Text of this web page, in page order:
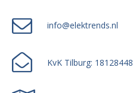
info@elektrends.nl
KvK Tilburg: 18128448